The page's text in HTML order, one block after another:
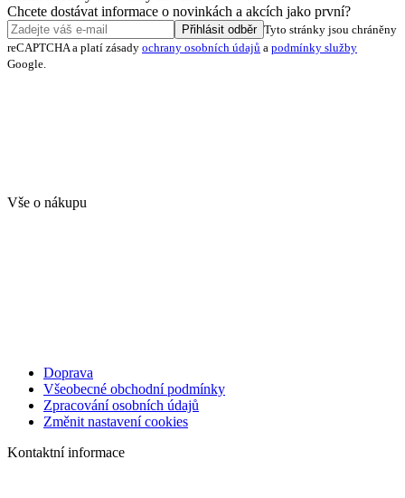
Chcete dostávat informace o novinkách a akcích jako první?
Přihlásit odběr Tyto stránky jsou chráněny
reCAPTCHA a platí zásady ochrany osobních údajů a podmínky služby
Google.
Vše o nákupu
Doprava
Všeobecné obchodní podmínky
Zpracování osobních údajů
Změnit nastavení cookies
Kontaktní informace